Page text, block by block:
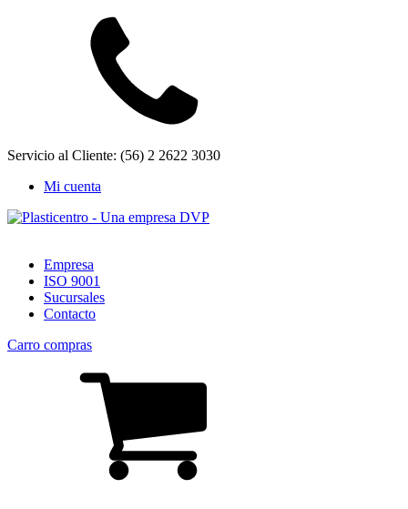
Servicio al Cliente: (56) 2 2622 3030
Mi cuenta
Empresa
ISO 9001
Sucursales
Contacto
Carro compras